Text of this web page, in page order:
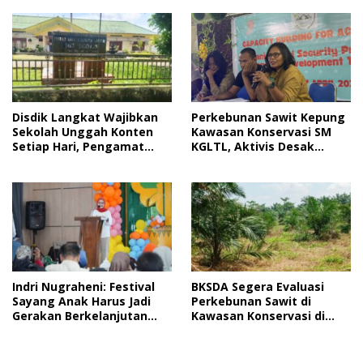
Disdik Langkat Wajibkan
Sekolah Unggah Konten
Setiap Hari, Pengamat
Perkebunan Sawit Kepung
Kawasan Konservasi SM
KGLTL, Aktivis Desak
Indri Nugraheni: Festival
Sayang Anak Harus Jadi
Gerakan Berkelanjutan
BKSDA Segera Evaluasi
Perkebunan Sawit di
Kawasan Konservasi di